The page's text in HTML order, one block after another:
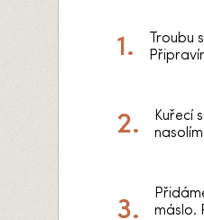
Troubu
Kuřecí
máslo.